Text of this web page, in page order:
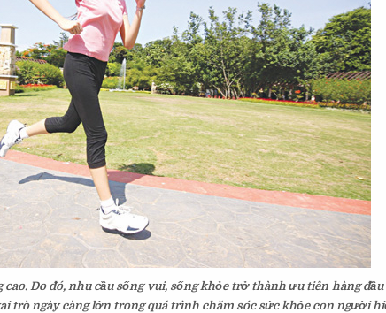
Do đó, nhu cầu sống vui, sống khỏe trở thành ưu tiên hàng đầu
trò ngày càng lớn trong quá trình chăm sóc sức khỏe con người